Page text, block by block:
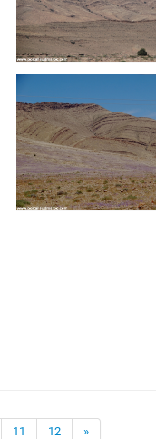
11 12 »